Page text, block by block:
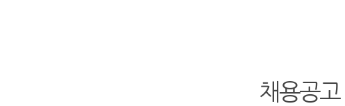
채용공고